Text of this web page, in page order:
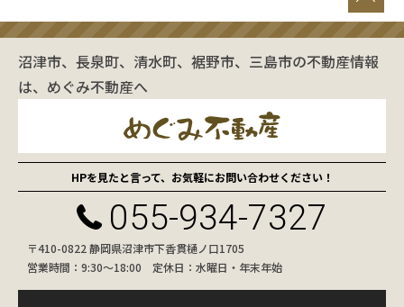
沼津市、長泉町、清水町、裾野市、三島市の不動産情報
は、めぐみ不動産へ
HPを見たと言って、お気軽にお問い合わせください！
055-934-7327
〒410-0822 静岡県沼津市下香貫樋ノ口1705
営業時間：9:30〜18:00 定休日：水曜日・年末年始